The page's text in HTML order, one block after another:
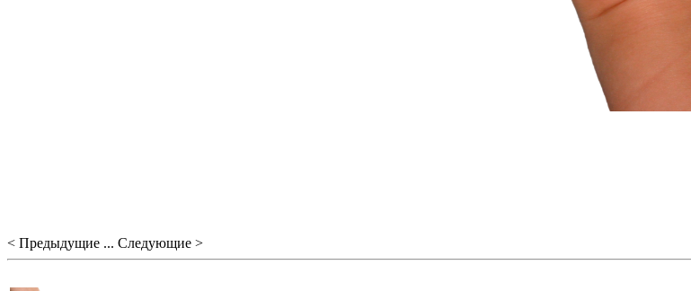
< Предыдущие ... Следующие >